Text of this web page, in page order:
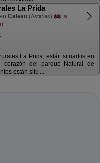
La Prida
Caleao (Asturias)
a
La Prida, están situados en
corazón del parque Natural de
están situ ...